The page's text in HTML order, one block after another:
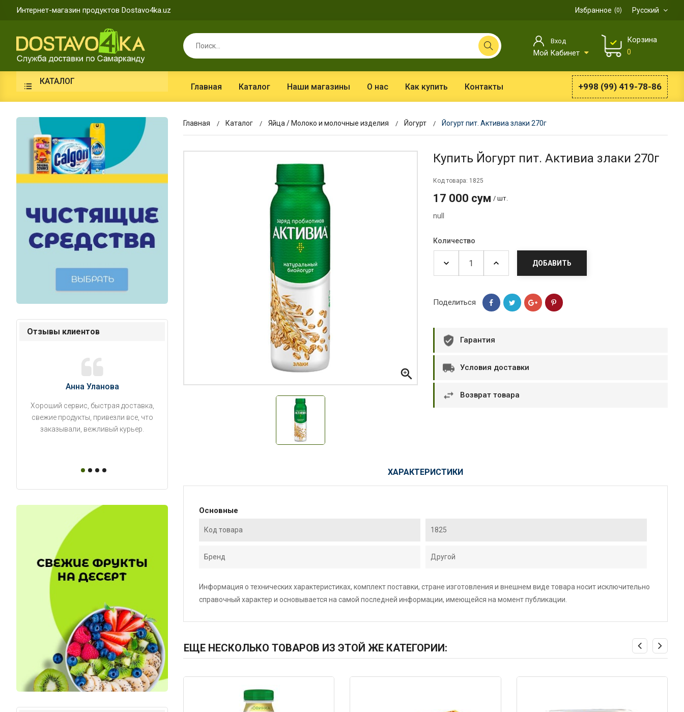
Интернет-магазин продуктов Dostavo4ka.uz Русский
Избранное 0
Вход
Мой Кабинет
Корзина
0
КАТАЛОГ
Главная Каталог Наши магазины О нас Как купить Контакты +998 (99) 419-78-86
Отзывы клиентов
Анна Уланова
Хороший сервис, быстрая доставка,
свежие продукты, привезли все, что
заказывали, вежливый курьер.
Александр П. Ольга Кузяева
Лежу в больнице, сделала заказ, все
привезли раньше назначенного
времени. Курьер Анвар, спасибо ему!
Главная Каталог Яйца / Молоко и молочные изделия Йогурт Йогурт пит. Активиа злаки 270г

Купить Йогурт пит. Активиа злаки 270г
Код товара: 1825
17 000 сум / шт.
null
Количество
ДОБАВИТЬ
Поделиться
Гарантия
Условия доставки
Возврат товара
ХАРАКТЕРИСТИКИ
Основные
Код товара 1825
Бренд Другой
Информация о технических характеристиках, комплект поставки, стране изготовления и внешнем виде товара носит исключительно
справочный характер и основывается на самой последней информации, имеющейся на момент публикации.
ЕЩЕ НЕСКОЛЬКО ТОВАРОВ ИЗ ЭТОЙ ЖЕ КАТЕГОРИИ:
Код: 4078